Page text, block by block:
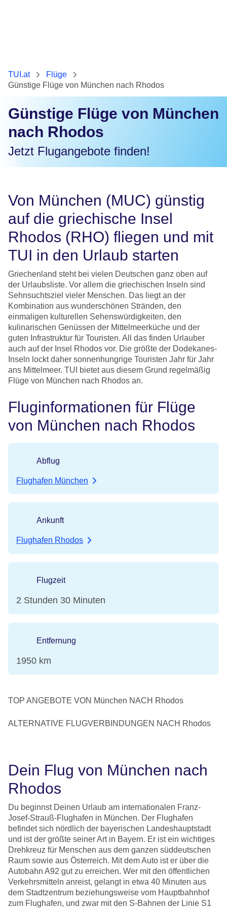
TUI.at
Flüge
Günstige Flüge von München nach Rhodos
Günstige Flüge von München
nach Rhodos
Jetzt Flugangebote finden!
Von München (MUC) günstig
auf die griechische Insel
Rhodos (RHO) fliegen und mit
TUI in den Urlaub starten
Griechenland steht bei vielen Deutschen ganz oben auf
der Urlaubsliste. Vor allem die griechischen Inseln sind
Sehnsuchtsziel vieler Menschen. Das liegt an der
Kombination aus wunderschönen Stränden, den
einmaligen kulturellen Sehenswürdigkeiten, den
kulinarischen Genüssen der Mittelmeerküche und der
guten Infrastruktur für Touristen. All das finden Urlauber
auch auf der Insel Rhodos vor. Die größte der Dodekanes-
Inseln lockt daher sonnenhungrige Touristen Jahr für Jahr
ans Mittelmeer. TUI bietet aus diesem Grund regelmäßig
Flüge von München nach Rhodos an.
Fluginformationen für Flüge
von München nach Rhodos
Abflug
Flughafen München
Ankunft
Flughafen Rhodos
Flugzeit
2 Stunden 30 Minuten
Entfernung
1950 km
TOP ANGEBOTE VON München NACH Rhodos
ALTERNATIVE FLUGVERBINDUNGEN NACH Rhodos
Dein Flug von München nach
Rhodos
Du beginnst Deinen Urlaub am internationalen Franz-
Josef-Strauß-Flughafen in München. Der Flughafen
befindet sich nördlich der bayerischen Landeshauptstadt
und ist der größte seiner Art in Bayern. Er ist ein wichtiges
Drehkreuz für Menschen aus dem ganzen süddeutschen
Raum sowie aus Österreich. Mit dem Auto ist er über die
Autobahn A92 gut zu erreichen. Wer mit den öffentlichen
Verkehrsmitteln anreist, gelangt in etwa 40 Minuten aus
dem Stadtzentrum beziehungsweise vom Hauptbahnhof
zum Flughafen, und zwar mit den S-Bahnen der Linie S1